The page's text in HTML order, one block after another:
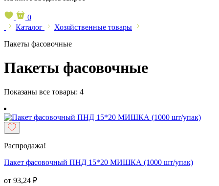
0
Каталог
Хозяйственные товары
Пакеты фасовочные
Пакеты фасовочные
Показаны все товары: 4
Распродажа!
Пакет фасовочный ПНД 15*20 МИШКА (1000 шт/упак)
от 93,24 ₽